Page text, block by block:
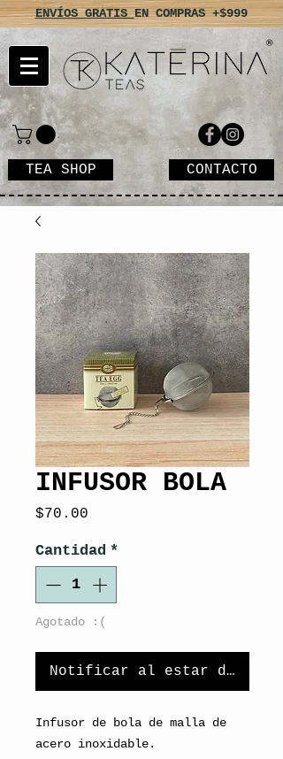
ENVÍOS GRATISEN COMPRAS +$999
TEA SHOP CONTACTO
INFUSOR BOLA
$70.00
Cantidad *
Agotado :(
Notificar al estar
Infusor de bola de malla de
acero inoxidable.